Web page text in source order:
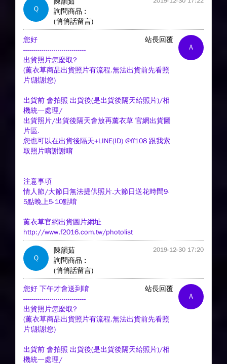
Q
詢問商品 :
(悄悄話留言)
A
站長回覆
您好
-------------------------------
出貨照片怎麼取?
(薰衣草商品出貨照片有流程.無法出貨前先看照
片!謝謝您)
出貨前 會拍照 出貨後(是出貨後隔天給照片)/相
機統一處理/
出貨照片/出貨後隔天會放再薰衣草 官網出貨圖
片區.
您也可以在出貨後隔天+LINE(ID) @ff108 跟我索
取照片唷謝謝唷
注意事項
情人節/大節日無法提供照片.大節日送花時間9-
5點晚上5-10點唷
薰衣草官網出貨圖片網址
http://www.f2016.com.tw/photolist
Q
陳韻茹 2019-12-30 17:20
詢問商品 :
(悄悄話留言)
A
站長回覆
您好 下午才會送到唷
-------------------------------
出貨照片怎麼取?
(薰衣草商品出貨照片有流程.無法出貨前先看照
片!謝謝您)
出貨前 會拍照 出貨後(是出貨後隔天給照片)/相
機統一處理/